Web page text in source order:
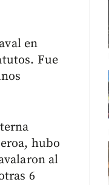
en
Fue
hubo
al
6